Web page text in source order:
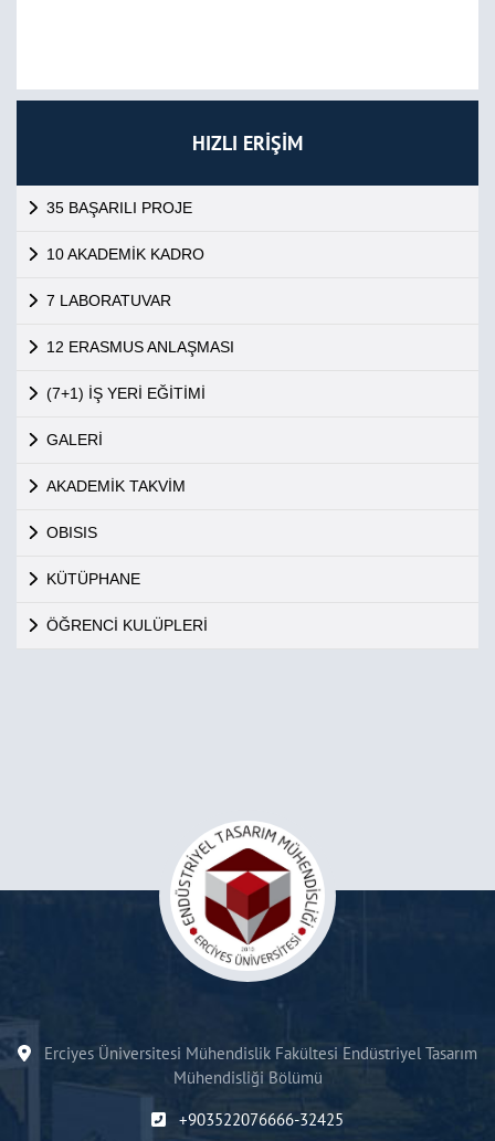
HIZLI ERİŞİM
35 BAŞARILI PROJE
10 AKADEMİK KADRO
7 LABORATUVAR
12 ERASMUS ANLAŞMASI
(7+1) İŞ YERİ EĞİTİMİ
GALERİ
AKADEMİK TAKVİM
OBISIS
KÜTÜPHANE
ÖĞRENCİ KULÜPLERİ
Erciyes Üniversitesi Mühendislik Fakültesi Endüstriyel Tasarım
Mühendisliği Bölümü
+903522076666-32425